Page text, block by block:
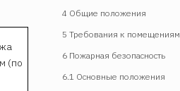
(по
4 Общие положения
5 Требования к помещениям
6 Пожарная безопасность
6.1 Основные положения